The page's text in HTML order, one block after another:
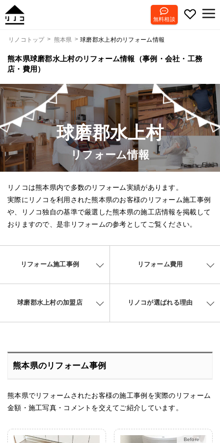
無料相談
リノコトップ 熊本県 球磨郡水上村のリフォーム情報
熊本県球磨郡水上村のリフォーム情報（事例・会社・工務
店・費用）
球磨郡水上村
リフォーム情報
リノコは熊本県内で多数のリフォーム実績があります。
実際にリノコを利用された熊本県のお客様のリフォーム施工事例
や、リノコ独自の基準で厳選した熊本県の施工店情報を掲載して
おりますので、是非リフォームの参考としてご覧ください。
リフォーム施工事例 リフォーム費用
球磨郡水上村の加盟店 リノコが選ばれる理由
熊本県のリフォーム事例
熊本県でリフォームされたお客様の施工事例を実際のリフォーム
金額・施工写真・コメントを交えてご紹介しています。
After